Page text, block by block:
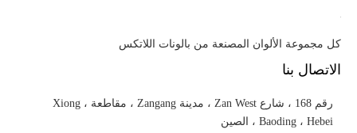
7 خطوات لصنع بالونات كونفيتي مثالية لاحتفالك
كل مجموعة الألوان المصنعة من بالونات اللاتكس
الاتصال بنا
رقم 168 ، شارع Zan West ، مدينة Zangang ، مقاطعة Xiong ،
Baoding ، Hebei ، الصين